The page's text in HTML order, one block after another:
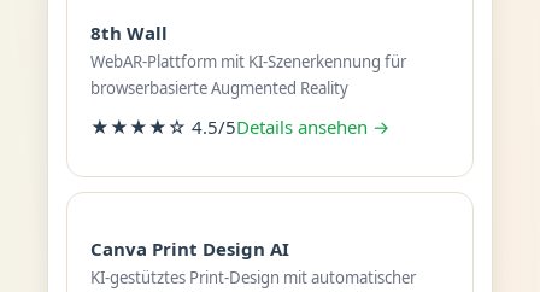
8th Wall
WebAR-Plattform mit KI-Szenerkennung für
browserbasierte Augmented Reality
★★★★☆ 4.5/5Details ansehen →
Canva Print Design AI
KI-gestütztes Print-Design mit automatischer